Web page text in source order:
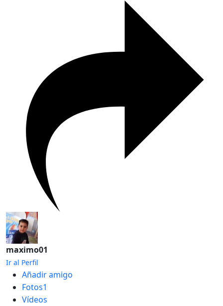
maximo01
Ir al Perfil
Añadir amigo
Fotos1
Vídeos